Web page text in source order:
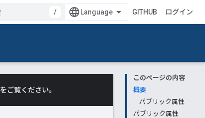
/ GITHUB ログイン
このページの内容
概要
パブリック属性
パブリック属性
をご覧ください。